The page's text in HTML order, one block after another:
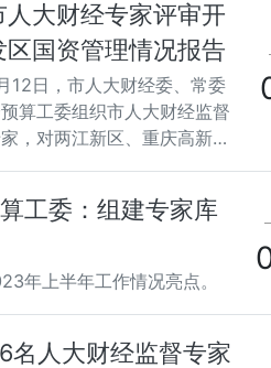
人大财经专家评审开
区国资管理情况报告
12日，市人大财经委、常委
算工委组织市人大财经监督
，对两江新区、重庆高新
工委：组建专家库
年上半年工作情况亮点。
名人大财经监督专家